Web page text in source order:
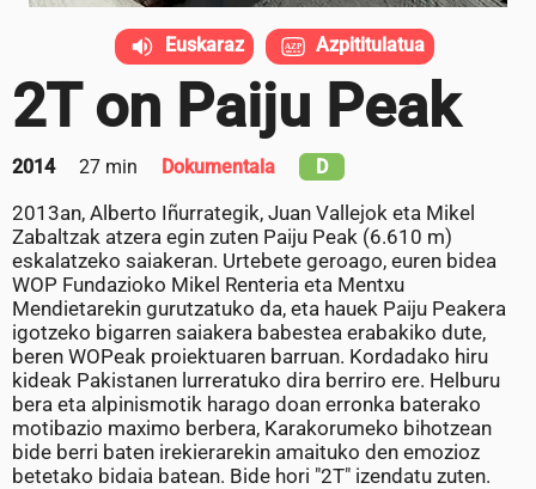
2T on Paiju Peak
2014 27 min Dokumentala D
2013an, Alberto Iñurrategik, Juan Vallejok eta Mikel
Zabaltzak atzera egin zuten Paiju Peak (6.610 m)
eskalatzeko saiakeran. Urtebete geroago, euren bidea
WOP Fundazioko Mikel Renteria eta Mentxu
Mendietarekin gurutzatuko da, eta hauek Paiju Peakera
igotzeko bigarren saiakera babestea erabakiko dute,
beren WOPeak proiektuaren barruan. Kordadako hiru
kideak Pakistanen lurreratuko dira berriro ere. Helburu
bera eta alpinismotik harago doan erronka baterako
motibazio maximo berbera, Karakorumeko bihotzean
bide berri baten irekierarekin amaituko den emozioz
betetako bidaia batean. Bide hori "2T" izendatu zuten.
Euskaraz Azpititulatua